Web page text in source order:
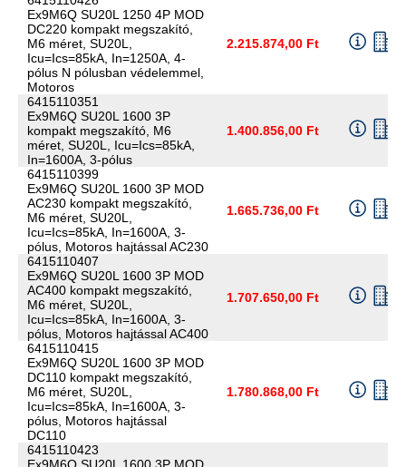
Ex9M6Q SU20L 1250 4P MOD
DC220 kompakt megszakító,
M6 méret, SU20L,
Icu=Ics=85kA, In=1250A, 4-
pólus N pólusban védelemmel,
Motoros
2.215.874,00 Ft
6415110351
Ex9M6Q SU20L 1600 3P
kompakt megszakító, M6
méret, SU20L, Icu=Ics=85kA,
In=1600A, 3-pólus
1.400.856,00 Ft
6415110399
Ex9M6Q SU20L 1600 3P MOD
AC230 kompakt megszakító,
M6 méret, SU20L,
Icu=Ics=85kA, In=1600A, 3-
pólus, Motoros hajtással AC230
1.665.736,00 Ft
6415110407
Ex9M6Q SU20L 1600 3P MOD
AC400 kompakt megszakító,
M6 méret, SU20L,
Icu=Ics=85kA, In=1600A, 3-
pólus, Motoros hajtással AC400
1.707.650,00 Ft
6415110415
Ex9M6Q SU20L 1600 3P MOD
DC110 kompakt megszakító,
M6 méret, SU20L,
Icu=Ics=85kA, In=1600A, 3-
pólus, Motoros hajtással
DC110
1.780.868,00 Ft
6415110423
Ex9M6Q SU20L 1600 3P MOD